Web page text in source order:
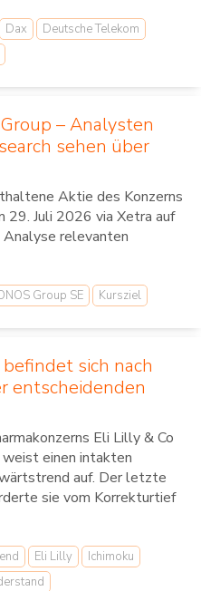
Dax
Deutsche Telekom
– Analysten
sehen über
Aktie des Konzerns
29. Juli 2026 via Xetra auf
Analyse relevanten
Group SE Kursziel
sich nach
entscheidenden
Eli Lilly & Co
einen intakten
auf. Der letzte
sie vom Korrekturtief
Eli Lilly
Ichimoku